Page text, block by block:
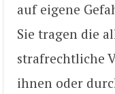
auf eigene
Sie tragen die
strafrechtliche
ihnen oder